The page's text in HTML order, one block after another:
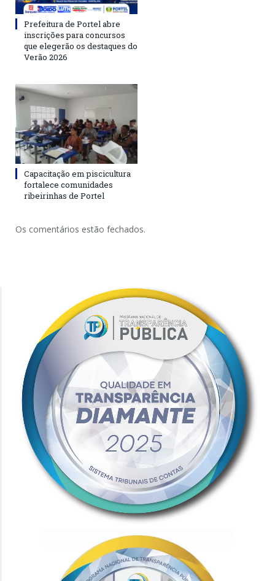
Prefeitura de Portel abre
inscrições para concursos
que elegerão os destaques do
Verão 2026
Capacitação em piscicultura
fortalece comunidades
ribeirinhas de Portel
Os comentários estão fechados.